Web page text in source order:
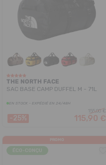
THE NORTH FACE
SAC BASE CAMP DUFFEL M - 71L
EN STOCK - EXPÉDIÉ EN 24/48H
-25%
155,00 €
115,90 €
PROMO
ÉCO-CONÇU